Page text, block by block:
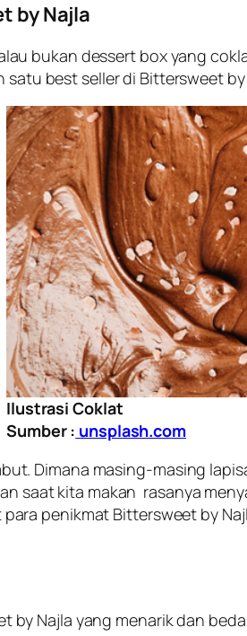
by Najla
bukan dessert box yang
satu best sellerdi Bittersweet by
Ilustrasi Coklat
Sumber : unsplash.com
Dimana masing-masing
saat kita makan rasanya
penikmat Bittersweet by
by Najla yang menarik dan